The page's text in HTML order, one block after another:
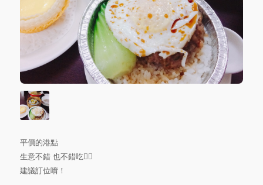
平價的港點
生意不錯 也不錯吃👌🏻
建議訂位唷！